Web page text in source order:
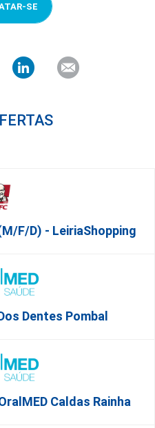
SE
(m/f/d) - LeiriaShopping
Dentes Pombal
Caldas Rainha